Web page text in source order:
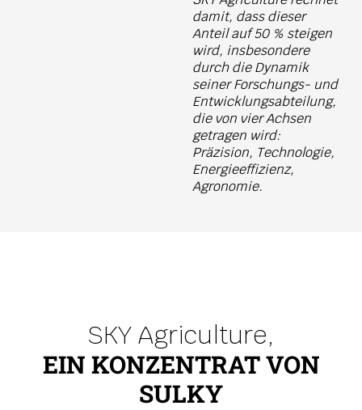
damit, dass dieser
Anteil auf 50 % steigen
wird, insbesondere
durch die Dynamik
seiner Forschungs- und
Entwicklungsabteilung,
die von vier Achsen
getragen wird:
Präzision, Technologie,
Energieeffizienz,
Agronomie.
SKY Agriculture,
EIN KONZENTRAT VON
SULKY